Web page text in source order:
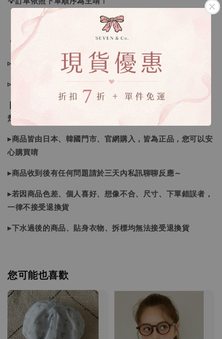
🔍IG搜尋：Sevenjewelry.co
▹現貨商品１～３日內寄出
▹預購商品７～２１日（不含假日）寄出，如遇缺貨請見諒！
❙ 本賣場不接受下標後要求取消訂單（下標前請三思與看清
楚）❙
▸商品皆由日本、韓國門市、官網購入，皆為正品，您可以安
心購買唷
▸商品收到後有任何問題請於三天內私訊聊聊反應～
▸若因商品色差、個人喜好、想像不合、尺寸、下單錯誤者，
一律不接受退換貨
▸下水過後的商品、貼身衣物、拆標均無法接受退換貨
您可能也喜歡